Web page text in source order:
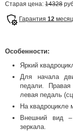
Старая цена: 14328
Гарантия 12
Особенности:
Яркий
Для начала
педали.
левая педаль
На квадроцикле
Внешний вид
зеркала.